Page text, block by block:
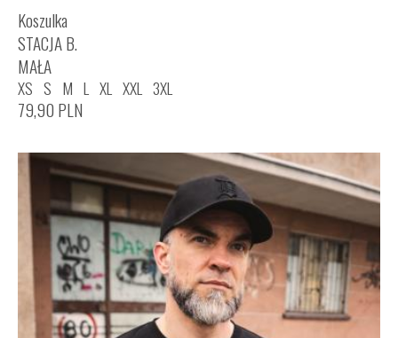
Koszulka
STACJA B.
MAŁA
XS S M L XL XXL 3XL
79,90 PLN